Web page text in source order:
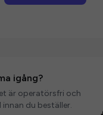
igång?
är operatörsfri och
du beställer.